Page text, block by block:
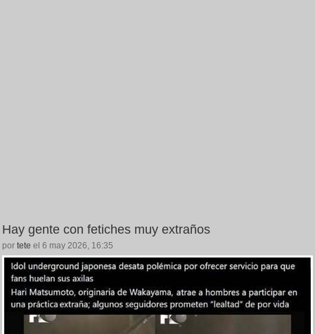
Hay gente con fetiches muy extraños
por tete el 6 may 2026, 16:35